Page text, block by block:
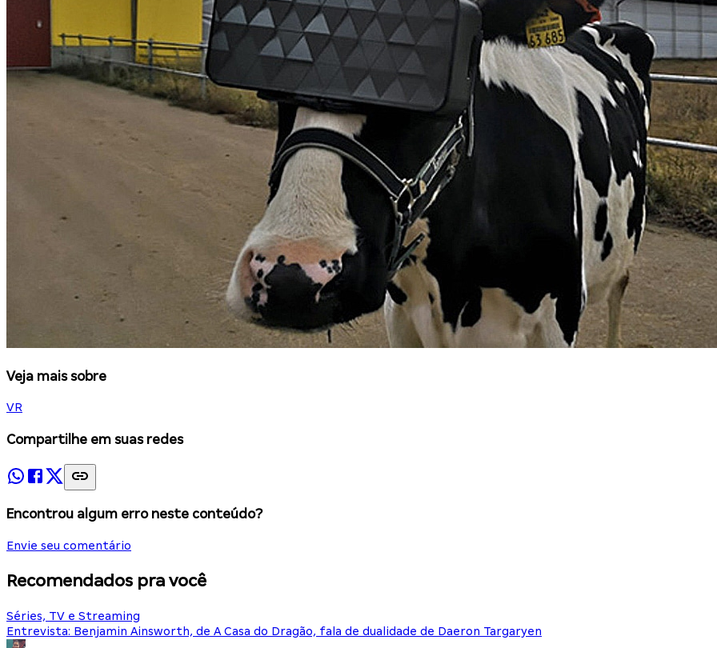
Veja mais sobre
VR
Compartilhe em suas redes
Encontrou algum erro neste conteúdo?
Envie seu comentário
Recomendados pra você
Séries, TV e Streaming
Entrevista: Benjamin Ainsworth, de A Casa do Dragão, fala de dualidade de Daeron Targaryen